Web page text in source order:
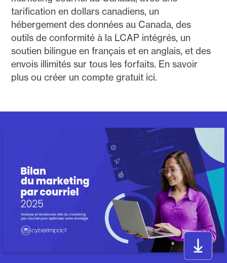
tarification en dollars canadiens, un
hébergement des données au Canada, des
outils de conformité à la LCAP intégrés, un
soutien bilingue en français et en anglais, et des
envois illimités sur tous les forfaits. En savoir
plus ou créer un compte gratuit ici.